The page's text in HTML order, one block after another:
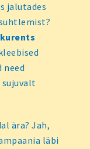
jalutades
need
ära? Jah,
läbi